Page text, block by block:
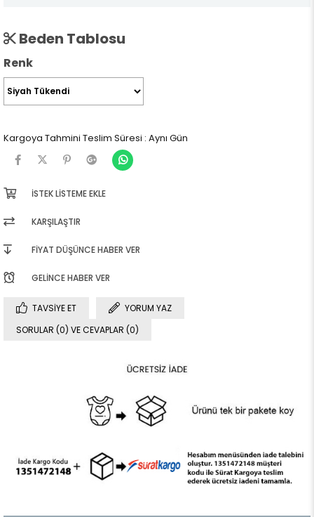
Beden Tablosu
Renk
Kargoya Tahmini Teslim Süresi : Aynı Gün
İSTEK LISTEME EKLE
KARŞILAŞTIR
FIYAT DÜŞÜNCE HABER VER
GELINCE HABER VER
TAVSIYE ET
YORUM YAZ
SORULAR (0) VE CEVAPLAR (0)